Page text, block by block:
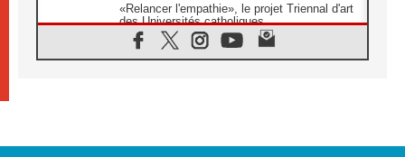
«Relancer l'empathie», le projet Triennal d'art
des Universités catholiques
08.08.2026
Signis 2026, donner la parole aux religieuses
07.08.2026